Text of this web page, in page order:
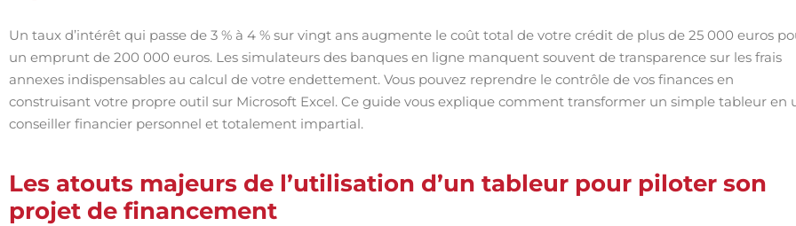
Un taux d’intérêt qui passe de 3 % à 4 % sur vingt ans augmente le coût total de votre crédit de plus de 25 000 euros
un emprunt de 200 000 euros. Les simulateurs des banques en ligne manquent souvent de transparence sur les frais
annexes indispensables au calcul de votre endettement. Vous pouvez reprendre le contrôle de vos finances en
construisant votre propre outil sur Microsoft Excel. Ce guide vous explique comment transformer un simple tableur en
conseiller financier personnel et totalement impartial.
Les atouts majeurs de l’utilisation d’un tableur pour piloter son
projet de financement